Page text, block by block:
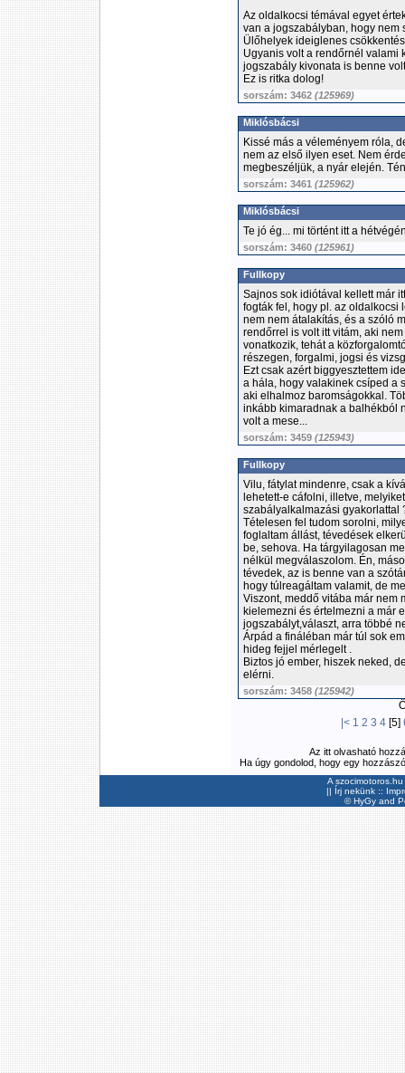
Az oldalkocsi témával egyet
van a jogszabályban, hogy nem
Ülőhelyek ideiglenes
Ugyanis volt a rendőrnél valami
jogszabály kivonata is benne
Ez is ritka dolog!
sorszám: 3462 (125969)
Miklósbácsi
Kissé más a véleményem róla,
nem az első ilyen eset. Nem
megbeszéljük, a nyár elején.
sorszám: 3461 (125962)
Miklósbácsi
Te jó ég... mi történt itt a
sorszám: 3460 (125961)
Fullkopy
Sajnos sok idiótával kellett már
fogták fel, hogy pl. az oldalkocsi
nem nem átalakítás, és a szóló
rendőrrel is volt itt vitám, aki
vonatkozik, tehát a
részegen, forgalmi, jogsi és
Ezt csak azért biggyesztettem
a hála, hogy valakinek csíped a
aki elhalmoz baromságokkal.
inkább kimaradnak a balhékból
volt a mese...
sorszám: 3459 (125943)
Fullkopy
Vilu, fátylat mindenre, csak a
lehetett-e cáfolni, illetve,
szabályalkalmazási gyakorlattal
Tételesen fel tudom sorolni,
foglaltam állást, tévedések
be, sehova. Ha tárgyilagosan
nélkül megválaszolom. Én,
tévedek, az is benne van a
hogy túlreagáltam valamit, de
Viszont, meddő vitába már nem
kielemezni és értelmezni a már
jogszabályt,választ, arra többé
Árpád a fináléban már túl sok
hideg fejjel mérlegelt .
Biztos jó ember, hiszek neked,
elérni.
sorszám: 3458 (125942)
|< 1 2 3 4[5]
Az itt olvasható
Ha úgy gondolod, hogy egy
A
|| Írj nekünk ::
©HyGyand